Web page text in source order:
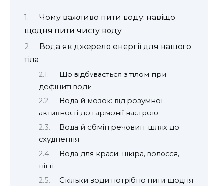
Чому важливо пити воду: навіщо
щодня пити чисту воду
Вода як джерело енергії для нашого
тіла
Що відбувається з тілом при
дефіциті води
Вода й мозок: від розумної
активності до гармонії настрою
Вода й обмін речовин: шлях до
схуднення
Вода для краси: шкіра, волосся,
нігті
Скільки води потрібно пити щодня